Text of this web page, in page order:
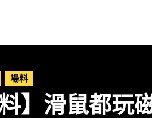
場料
料】滑鼠都